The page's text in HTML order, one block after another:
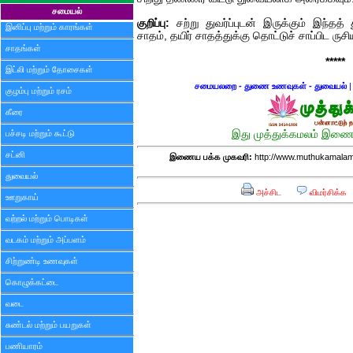
சமையல்
இனிப்பு மற்றும் காரங்கள்
சாதங்கள்
இட்லி மற்றும் தோசைகள்
குழம்பு மற்றும் ரசம்
கீரை
பச்சடி மற்றும் கூட்டு
சட்னி
துவையல்
ஊறுகாய்
வற்றல் மற்றும் பொடிகள்
வடகம் மற்றும் அப்பளம்
சிற்றுண்டி உணவுகள்
கொழுக்கட்டை
வடை
சுண்டல் மற்றும் பயறுகள்
பணியாரம்
குறிப்பு: சற்று துவர்ப்புடன் இருக்கும்
சாதம், தயிர் சாதத்துக்கு தொட்டுச் சாப்பிட
*****
சமையலறை - துணை உணவுகள் - துவையல்|
இது முத்துக்கமலம்
இணைய பக்க முகவரி: http://
அச்சிட விமர்சிக்க